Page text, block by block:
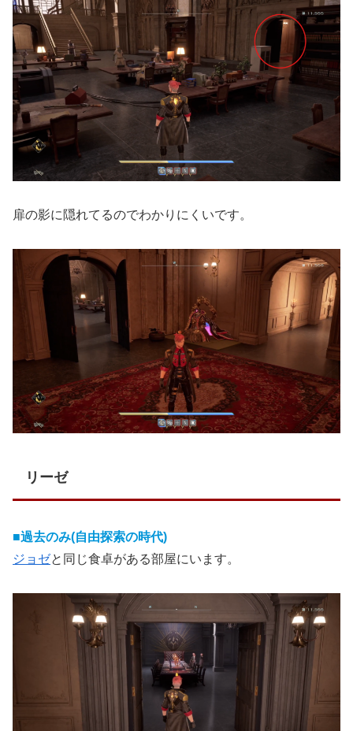
扉の影に隠れてるのでわかりにくいです。
リーゼ
■過去のみ(自由探索の時代)
ジョゼと同じ食卓がある部屋にいます。